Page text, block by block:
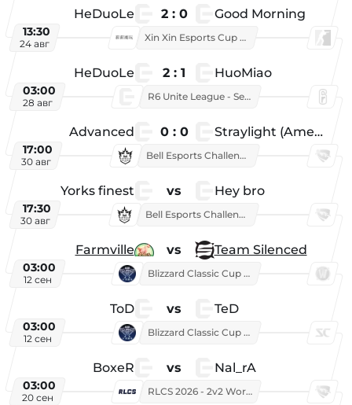
HeDuoLe 2 : 0 Good Morning
13:30
24 авг
Xin Xin Esports Cup 2026
HeDuoLe 2 : 1 HuoMiao
03:00
28 авг
R6 Unite League - Season 1
Advanced 0 : 0 Straylight (American team)
17:00
30 авг
Bell Esports Challenge 2026
Yorks finest vs Hey bro
17:30
30 авг
Bell Esports Challenge 2026
Farmville vs Team Silenced
03:00
12 сен
Blizzard Classic Cup 2026
ToD vs TeD
03:00
12 сен
Blizzard Classic Cup 2026
BoxeR vs Nal_rA
03:00
20 сен
RLCS 2026 - 2v2 World Championship